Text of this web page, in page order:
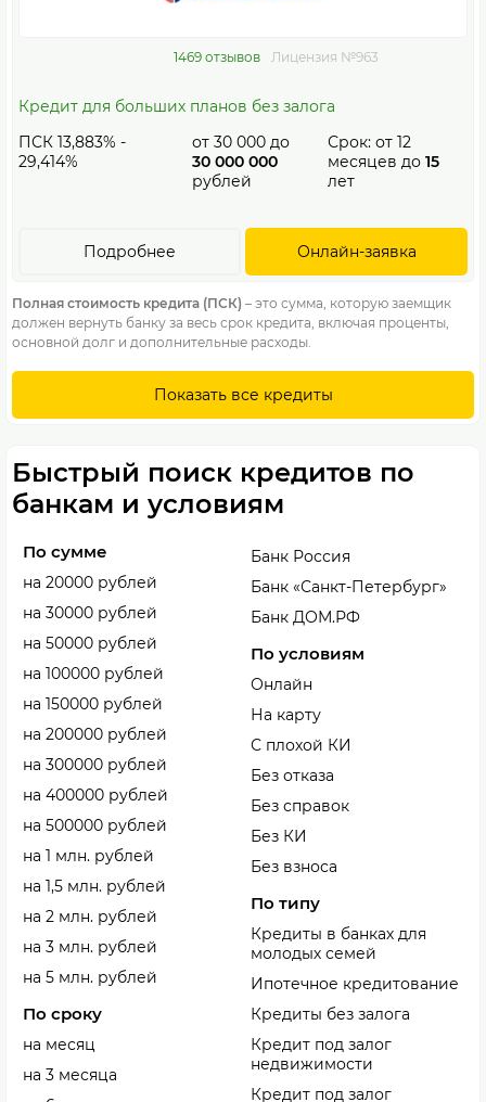
1469 отзывов Лицензия №963
Кредит для больших планов без залога
ПСК 13,883% -
29,414%
от 30 000 до
30 000 000
рублей
Срок: от 12
месяцев до 15
лет
Онлайн-заявка
Подробнее
Полная стоимость кредита (ПСК) – это сумма, которую заемщик
должен вернуть банку за весь срок кредита, включая проценты,
основной долг и дополнительные расходы.
Показать все кредиты
Быстрый поиск кредитов по
банкам и условиям
По сумме
на 20000 рублей
на 30000 рублей
на 50000 рублей
на 100000 рублей
на 150000 рублей
на 200000 рублей
на 300000 рублей
на 400000 рублей
на 500000 рублей
на 1 млн. рублей
на 1,5 млн. рублей
на 2 млн. рублей
на 3 млн. рублей
на 5 млн. рублей
По сроку
на месяц
на 3 месяца
Банк Россия
Банк «Санкт-Петербург»
Банк ДОМ.РФ
По условиям
Онлайн
На карту
С плохой КИ
Без отказа
Без справок
Без КИ
Без взноса
По типу
Кредиты в банках для
молодых семей
Ипотечное кредитование
Кредиты без залога
Кредит под залог
недвижимости
Кредит под залог